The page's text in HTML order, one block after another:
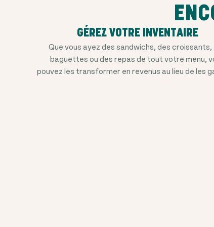
GÉREZ VOTRE INVENTAIRE
Que vous ayez des sandwichs, des croissants,
baguettes ou des repas de tout votre menu,
pouvez les transformer en revenus au lieu de les